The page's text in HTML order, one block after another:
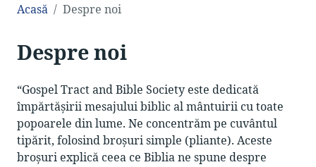
Acasă Despre noi
Despre noi
“Gospel Tract and Bible Society este dedicată
împărtășirii mesajului biblic al mântuirii cu toate
popoarele din lume. Ne concentrăm pe cuvântul
tipărit, folosind broșuri simple (pliante). Aceste
broșuri explică ceea ce Biblia ne spune despre